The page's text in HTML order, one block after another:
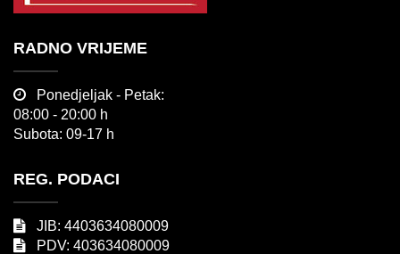
RADNO VRIJEME
Ponedjeljak - Petak:
08:00 - 20:00 h
Subota: 09-17 h
REG. PODACI
JIB: 4403634080009
PDV: 403634080009